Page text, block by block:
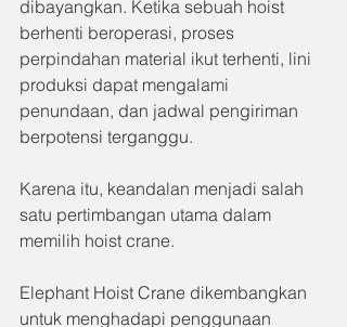
dibayangkan. Ketika sebuah hoist
berhenti beroperasi, proses
perpindahan material ikut terhenti, lini
produksi dapat mengalami
penundaan, dan jadwal pengiriman
berpotensi terganggu.
Karena itu, keandalan menjadi salah
satu pertimbangan utama dalam
memilih hoist crane.
Elephant Hoist Crane dikembangkan
untuk menghadapi penggunaan